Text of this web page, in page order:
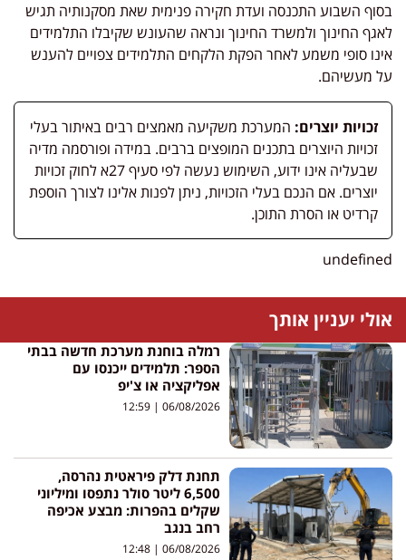
בסוף השבוע התכנסה ועדת חקירה פנימית שאת מסקנותיה תגיש
לאגף החינוך ולמשרד החינוך ונראה שהעונש שקיבלו התלמידים
אינו סופי משמע לאחר הפקת הלקחים התלמידים צפויים להענש
על מעשיהם.
זכויות יוצרים: המערכת משקיעה מאמצים רבים באיתור בעלי
זכויות היוצרים בתכנים המופצים ברבים. במידה ופורסמה מדיה
שבעליה אינו ידוע, השימוש נעשה לפי סעיף 27א לחוק זכויות
יוצרים. אם הנכם בעלי הזכויות, ניתן לפנות אלינו לצורך הוספת
קרדיט או הסרת התוכן.
undefined
אולי יעניין אותך
רמלה בוחנת מערכת חדשה בבתי
הספר: תלמידים ייכנסו עם
אפליקציה או צ'יפ
06/08/2026
תחנת דלק פיראטית נהרסה,
6,500 ליטר סולר נתפסו ומיליוני
שקלים בהפרות: מבצע אכיפה
רחב בנגב
06/08/2026